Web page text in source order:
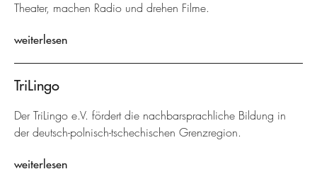
Theater, machen Radio und drehen Filme.
weiterlesen
TriLingo
Der TriLingo e.V. fördert die nachbarsprachliche Bildung in
der deutsch-polnisch-tschechischen Grenzregion.
weiterlesen